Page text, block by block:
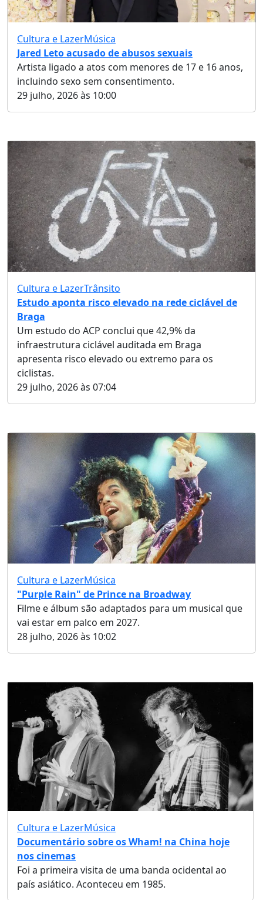
Cultura e LazerMúsica
Jared Leto acusado de abusos sexuais
Artista ligado a atos com menores de 17 e 16 anos,
incluindo sexo sem consentimento.
29 julho, 2026 às 10:00
Cultura e LazerTrânsito
Estudo aponta risco elevado na rede ciclável de
Braga
Um estudo do ACP conclui que 42,9% da
infraestrutura ciclável auditada em Braga
apresenta risco elevado ou extremo para os
ciclistas.
29 julho, 2026 às 07:04
Cultura e LazerMúsica
"Purple Rain" de Prince na Broadway
Filme e álbum são adaptados para um musical que
vai estar em palco em 2027.
28 julho, 2026 às 10:02
Cultura e LazerMúsica
Documentário sobre os Wham! na China hoje
nos cinemas
Foi a primeira visita de uma banda ocidental ao
país asiático. Aconteceu em 1985.